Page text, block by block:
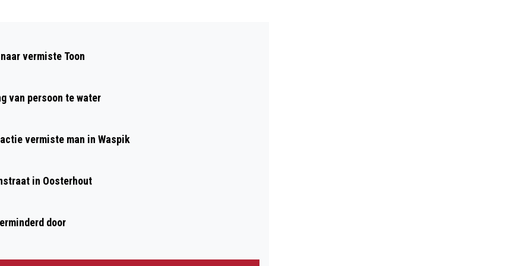
MARTA EN MARIA
vermiste Toon
van persoon te water
vermiste man in Waspik
in Oosterhout
door